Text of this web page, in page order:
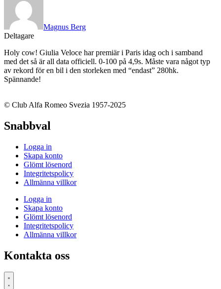
Magnus Berg
Deltagare
Holy cow! Giulia Veloce har premiär i Paris idag och i samband
med det så är all data officiell. 0-100 på 4,9s. Måste vara något typ
av rekord för en bil i den storleken med “endast” 280hk.
Spännande!
© Club Alfa Romeo Svezia 1957-2025
Snabbval
Logga in
Skapa konto
Glömt lösenord
Integritetspolicy
Allmänna villkor
Logga in
Skapa konto
Glömt lösenord
Integritetspolicy
Allmänna villkor
Kontakta oss